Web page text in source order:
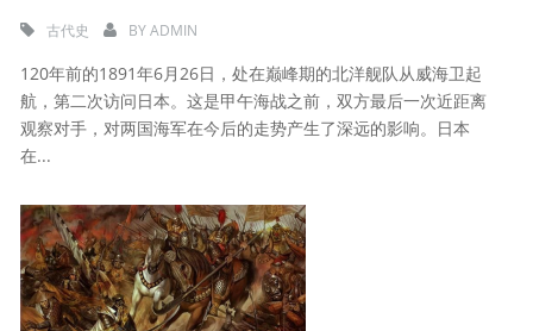
古代史 BYADMIN
120年前的1891年6月26日，处在巅峰期的北洋舰队从威海卫起
航，第二次访问日本。这是甲午海战之前，双方最后一次近距离
观察对手，对两国海军在今后的走势产生了深远的影响。日本
在...